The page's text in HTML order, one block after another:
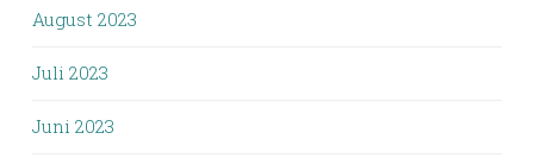
August 2023
Juli 2023
Juni 2023